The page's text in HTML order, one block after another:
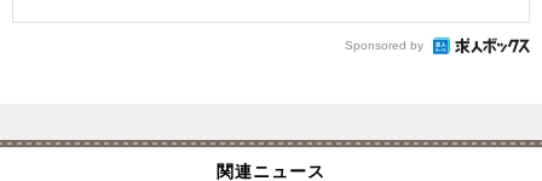
Sponsored by
関連ニュース